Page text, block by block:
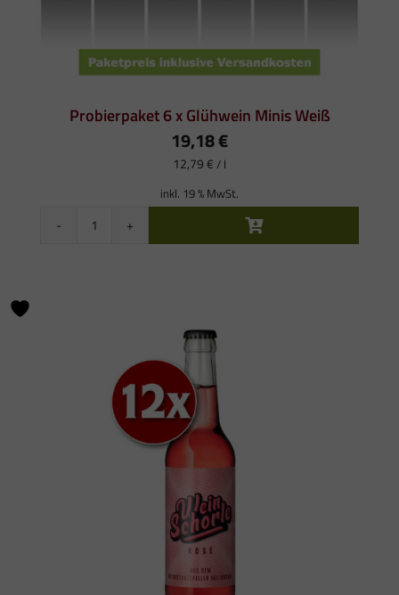
Probierpaket 6 x Glühwein Minis Weiß
19,18€
12,79€ / l
inkl. 19 % MwSt.
Probierpaket
Menge